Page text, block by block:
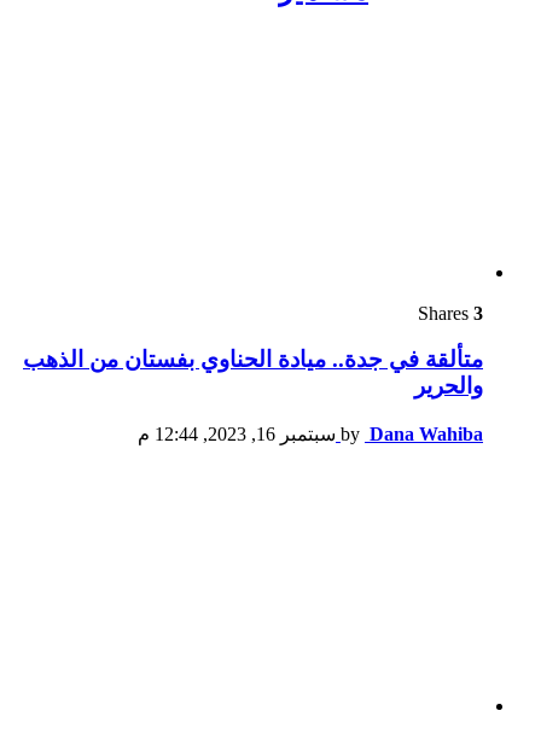
3
متألقة في جدة.. ميادة الحناوي بفستان من الذهب
والحرير
by Dana Wahiba سبتمبر 16, 2023, 12:44 م